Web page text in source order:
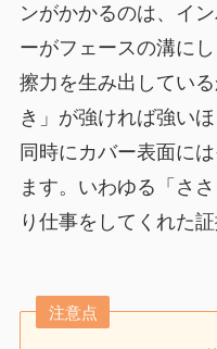
ンがかかるのは、イ
ーがフェースの溝に
擦力を生み出してい
き」が強ければ強い
同時にカバー表面に
ます。いわゆる「さ
り仕事をしてくれた
注意点